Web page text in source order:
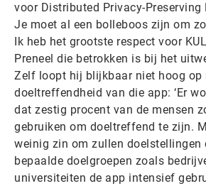
voor Distributed Privacy-
Je moet al een bolleboos zijn om
Ik heb het grootste respect voor
Preneel die betrokken is bij het
Zelf loopt hij blijkbaar niet hoog op
doeltreffendheid van die app: ‘Er
dat zestig procent van de mensen
gebruiken om doeltreffend te zijn.
weinig zin om zullen doelstellingen
bepaalde doelgroepen zoals
universiteiten de app intensief